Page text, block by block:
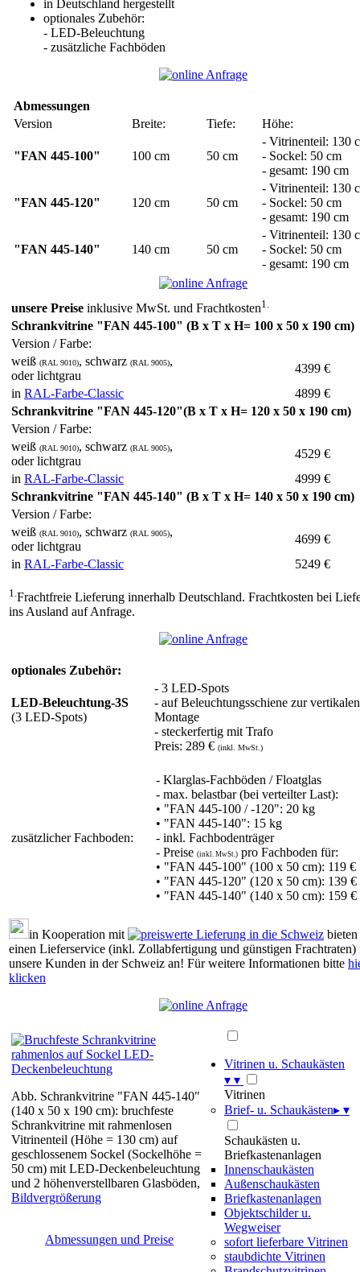
in Deutschland hergestellt
optionales Zubehör:
- LED-Beleuchtung
- zusätzliche Fachböden
Abmessungen
Version
Breite: Tiefe: Höhe:
"FAN 445-100" 100 cm 50 cm
- Vitrinenteil: 130
- Sockel: 50 cm
- gesamt: 190 cm
"FAN 445-120" 120 cm 50 cm
- Vitrinenteil: 130
- Sockel: 50 cm
- gesamt: 190 cm
"FAN 445-140" 140 cm 50 cm
- Vitrinenteil: 130
- Sockel: 50 cm
- gesamt: 190 cm
unsere Preise inklusive MwSt. und Frachtkosten1.
Schrankvitrine "FAN 445-100" (B x T x H= 100 x 50 x 190 cm)
Version / Farbe:
weiß (RAL 9010), schwarz (RAL 9005),
oder lichtgrau
4399 €
in RAL-Farbe-Classic
4899 €
Schrankvitrine "FAN 445-120"(B x T x H= 120 x 50 x 190 cm)
Version / Farbe:
weiß (RAL 9010), schwarz (RAL 9005),
oder lichtgrau
4529 €
in RAL-Farbe-Classic
4999 €
Schrankvitrine "FAN 445-140" (B x T x H= 140 x 50 x 190 cm)
Version / Farbe:
weiß (RAL 9010), schwarz (RAL 9005),
oder lichtgrau
4699 €
in RAL-Farbe-Classic 5249 €
1.Frachtfreie Lieferung innerhalb Deutschland. Frachtkosten bei
ins Ausland auf Anfrage.
optionales Zubehör:
LED-Beleuchtung-3S
(3 LED-Spots)
- 3 LED-Spots
- auf Beleuchtungsschiene zur vertikalen
Montage
- steckerfertig mit Trafo
Preis: 289 € (inkl. MwSt.)
zusätzlicher Fachboden:
- Klarglas-Fachböden / Floatglas
- max. belastbar (bei verteilter Last):
• "FAN 445-100 / -120": 20 kg
• "FAN 445-140": 15 kg
- inkl. Fachbodenträger
- Preise (inkl. MwSt.) pro Fachboden für:
• "FAN 445-100" (100 x 50 cm): 119 €
• "FAN 445-120" (120 x 50 cm): 139 €
• "FAN 445-140" (140 x 50 cm): 159 €
in Kooperation mit
einen Lieferservice (inkl. Zollabfertigung und günstigen Frachtraten)
unsere Kunden in der Schweiz an! Für weitere Informationen bitte
klicken
Abb. Schrankvitrine "FAN 445-140"
(140 x 50 x 190 cm): bruchfeste
Schrankvitrine mit rahmenlosen
Vitrinenteil (Höhe = 130 cm) auf
geschlossenem Sockel (Sockelhöhe =
50 cm) mit LED-Deckenbeleuchtung
und 2 höhenverstellbaren Glasböden,
Bildvergrößerung
Abmessungen und Preise
Vitrinen u. Schaukästen
▾ ▾
Vitrinen
Brief- u. Schaukästen▸ ▾
Schaukästen u.
Briefkastenanlagen
Innenschaukästen
Außenschaukästen
Briefkastenanlagen
Objektschilder u.
Wegweiser
sofort lieferbare Vitrinen
staubdichte Vitrinen